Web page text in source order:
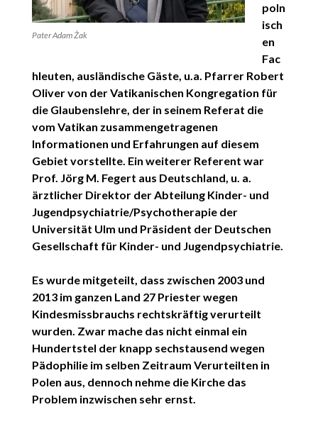
Pater Adam Żak
poln
isch
en
Fac
hleuten, ausländische Gäste, u.a. Pfarrer Robert
Oliver von der Vatikanischen Kongregation für
die Glaubenslehre, der in seinem Referat die
vom Vatikan zusammengetragenen
Informationen und Erfahrungen auf diesem
Gebiet vorstellte. Ein weiterer Referent war
Prof. Jörg M. Fegert aus Deutschland, u. a.
ärztlicher Direktor der Abteilung Kinder- und
Jugendpsychiatrie/Psychotherapie der
Universität Ulm und Präsident der Deutschen
Gesellschaft für Kinder- und Jugendpsychiatrie.
Es wurde mitgeteilt, dass zwischen 2003 und
2013 im ganzen Land 27 Priester wegen
Kindesmissbrauchs rechtskräftig verurteilt
wurden. Zwar mache das nicht einmal ein
Hundertstel der knapp sechstausend wegen
Pädophilie im selben Zeitraum Verurteilten in
Polen aus, dennoch nehme die Kirche das
Problem inzwischen sehr ernst.